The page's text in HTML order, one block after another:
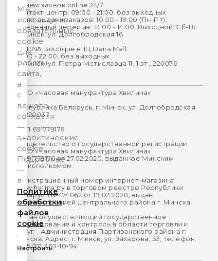
Прием заявок online 24/7
Контакт-центр: 09:00 - 21:00, без выходных
Пункт выдачи заказов: 10:00 - 19:00 (Пн-Пт),
Обеденный перерыв: 13:00 - 14:00; Выходной: Сб-Вс
г. Минск, ул. Долгобродская 16
HVILINA Boutique в ТЦ Dana Mall:
10:00 - 22:00, без выходных
г. Минск, ул. Петра Мстиславца 11, 1 эт., 220076
ООО «Часовая мануфактура Хвилина»
Республика Беларусь, г. Минск, ул. Долгобродская
16, 220037
УНП 691779176
Свидетельство о государственной регистрации
ООО «Часовая мануфактура Хвилина»
№691779176 от 27.02.2020, выданное Минским
горисполкомом.
Регистрационный номер интернет-магазина
www.hvilina.by в торговом реестре Республики
Беларусь №474062 от 19.02.2020, выдан
Администрацией Центрального района г. Минска.
Орган осуществляющий государственное
регулирование и контроль в области торговли и
услуг – Администрация Партизанского района г.
Минска. Адрес: г. Минск, ул. Захарова, 53, телефон:
+375 (17) 360-10-94
Мы
используем
обязательные
cookie
для
работы
сайта,
а
с
вашего
согласия
—
аналитические
cookie.
Подробнее
—
в
Политике
обработки
файлов
cookie
.
Настроить